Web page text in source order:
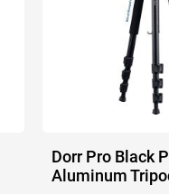
Dorr Pro Black
Aluminum